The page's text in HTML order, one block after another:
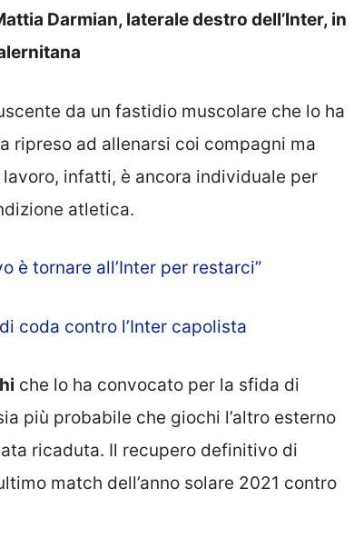
Darmian, laterale destro dell’Inter, in
da un fastidio muscolare che lo ha
ripreso ad allenarsi coi compagni ma
infatti, è ancora individuale per
atletica.
è tornare all’Inter per restarci”
coda contro l’Inter capolista
che lo ha convocato per la sfida di
più probabile che giochi l’altro esterno
ricaduta. Il recupero definitivo di
match dell’anno solare 2021 contro